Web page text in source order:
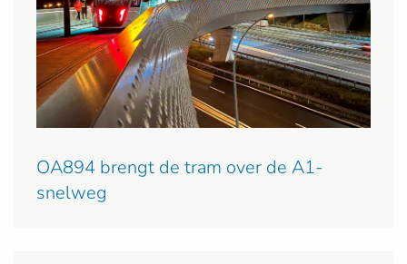
OA894 brengt de tram over de A1-
snelweg